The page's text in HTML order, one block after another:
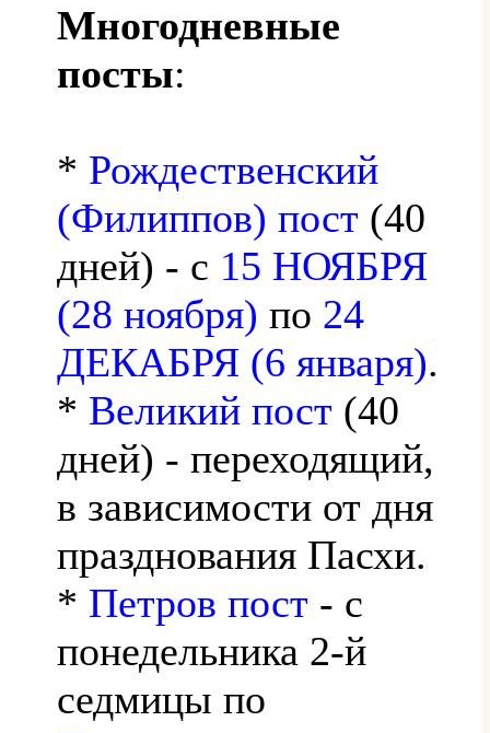
Многодневные
посты:
* Рождественский
(Филиппов) пост (40
дней) - с 15 НОЯБРЯ
(28 ноября) по 24
ДЕКАБРЯ (6 января).
* Великий пост (40
дней) - переходящий,
в зависимости от дня
празднования Пасхи.
* Петров пост - с
понедельника 2-й
седмицы по